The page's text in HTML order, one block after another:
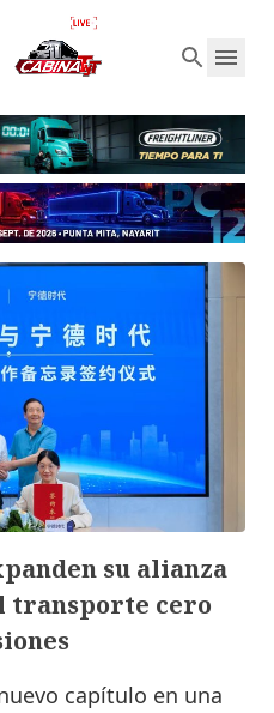
su alianza
transporte cero
capítulo en una